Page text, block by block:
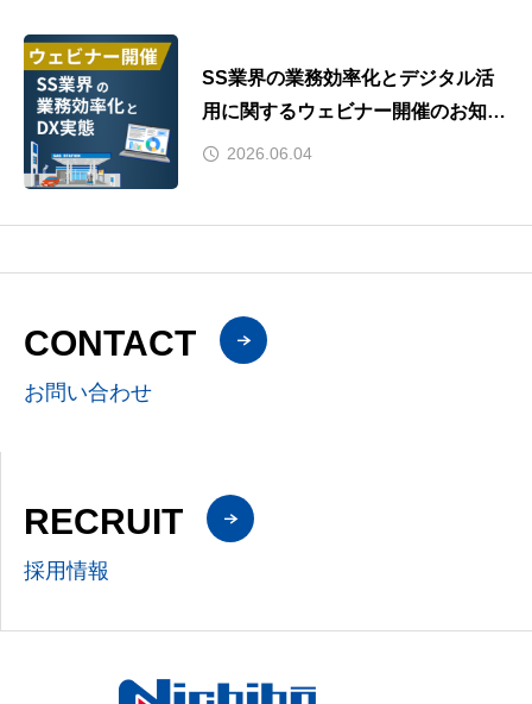
SS業界の業務効率化とデジタル活
用に関するウェビナー開催のお知ら
せ 2026.06.04
CONTACT
お問い合わせ
RECRUIT
採用情報